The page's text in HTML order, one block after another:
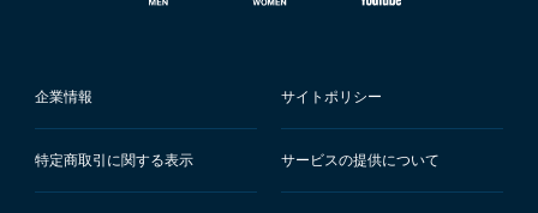
企業情報 サイトポリシー
特定商取引に関する表示 サービスの提供について